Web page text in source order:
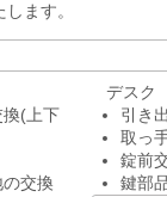
ます。
(上下
交換
デスク
引き
取っ
錠前
鍵部